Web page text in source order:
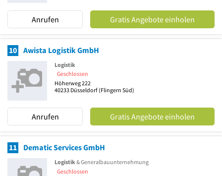
Anrufen Gratis Angebote einholen
10 Awista Logistik GmbH
Logistik
Geschlossen
Höherweg 222
40233 Düsseldorf (Flingern Süd)
Anrufen Gratis Angebote einholen
11 Dematic Services GmbH
Logistik& Generalbauunternehmung
Geschlossen